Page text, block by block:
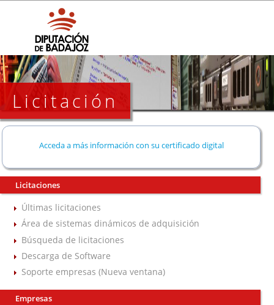
Licitación
Acceda a más información con su certificado digital
Licitaciones
Últimas licitaciones
Área de sistemas dinámicos de adquisición
Búsqueda de licitaciones
Descarga de Software
Soporte empresas (Nueva ventana)
Empresas